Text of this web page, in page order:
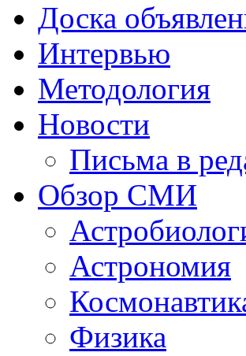
Доска
Интервью
Методология
Новости
Письма в
Обзор СМИ
Астрономия
Физика